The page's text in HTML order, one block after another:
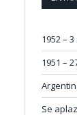
1952 –
1951 –
Se